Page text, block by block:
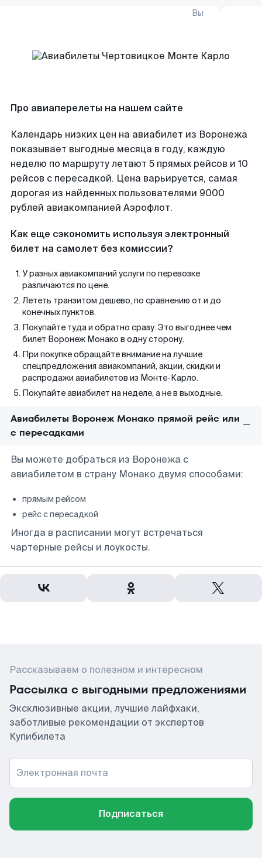
Вы
Про авиаперелеты на нашем сайте
Календарь низких цен на авиабилет из Воронежа
показывает выгодные месяца в году, каждую
неделю по маршруту летают 5 прямых рейсов и 10
рейсов с пересадкой. Цена варьируется, самая
дорогая из найденных пользователями 9000
рублей авиакомпанией Аэрофлот.
Как еще сэкономить используя электронный
билет на самолет без комиссии?
У разных авиакомпаний услуги по перевозке
различаются по цене.
Лететь транзитом дешево, по сравнению от и до
конечных пунктов.
Покупайте туда и обратно сразу. Это выгоднее чем
билет Воронеж Монако в одну сторону.
При покупке обращайте внимание на лучшие
спецпредложения авиакомпаний, акции, скидки и
распродажи авиабилетов из Монте-Карло.
Покупайте авиабилет на неделе, а не в выходные.
Авиабилеты Воронеж Монако прямой рейс или
с пересадками
Вы можете добраться из Воронежа с
авиабилетом в страну Монако двумя способами:
прямым рейсом
рейс с пересадкой
Иногда в расписании могут встречаться
чартерные рейсы и лоукосты.
Рассказываем о полезном и интересном
Рассылка с выгодными предложениями
Эксклюзивные акции, лучшие лайфхаки,
заботливые рекомендации от экспертов
Купибилета
Электронная почта
Подписаться